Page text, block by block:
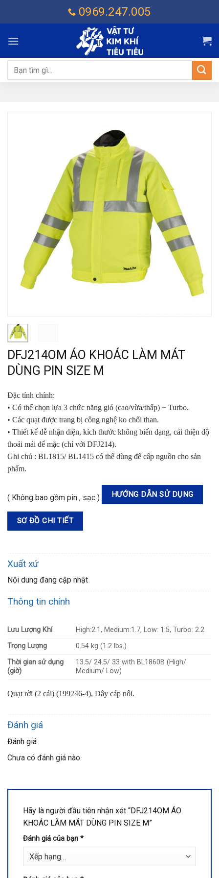
dung
0969.247.005
Tìm
kiếm:
DFJ214OM ÁO KHOÁC LÀM MÁT
DÙNG PIN SIZE M
Đặc tính chính:
• Có thể chọn lựa 3 chức năng gió (cao/vừa/thấp) + Turbo.
• Các quạt được trang bị công nghệ ko chổi than.
• Thiết kế dễ nhận diện, kích thước không biến dạng, cải thiện độ
thoải mái để mặc (chỉ với DFJ214).
Ghi chú : BL1815/ BL1415 có thể dùng để cấp nguồn cho sản
phẩm.
( Không bao gồm pin , sạc ) HƯỚNG DẪN SỬ DỤNG
SƠ ĐỒ CHI TIẾT
Xuất xứ
Nội dung đang cập nhật
Thông tin chính
Lưu Lượng Khí
High:2.1, Medium:1.7, Low: 1.5, Turbo: 2.2
Trọng Lượng
0.54 kg (1.2 lbs.)
Thời gian sử dụng
(giờ)
13.5/ 24.5/ 33 with BL1860B (High/
Medium/ Low)
Quạt rời (2 cái) (199246-4), Dây cáp nối.
Đánh giá
Đánh giá
Chưa có đánh giá nào.
Hãy là người đầu tiên nhận xét “DFJ214OM ÁO
KHOÁC LÀM MÁT DÙNG PIN SIZE M”
Đánh giá của bạn *